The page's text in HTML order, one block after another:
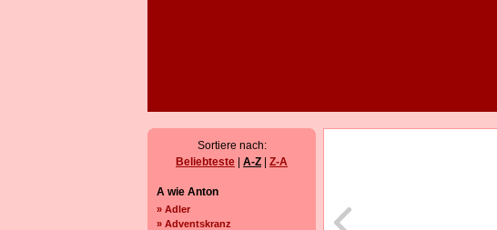
Sortiere nach:
Beliebteste
A-Z Z-A
A wie Anton
» Adler
» Adventskranz